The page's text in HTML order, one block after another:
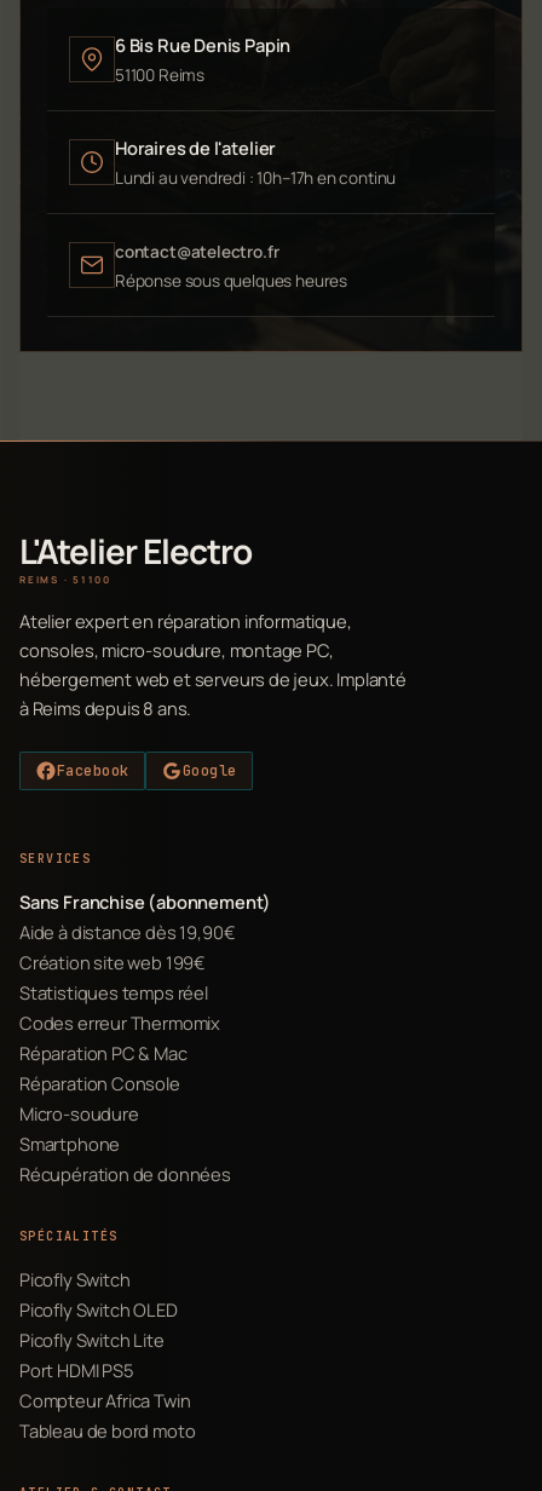
6 Bis Rue Denis Papin
51100 Reims
Horaires de l'atelier
Lundi au vendredi : 10h–17h en continu
contact@atelectro.fr
Réponse sous quelques heures
L'Atelier Electro
REIMS · 51100
Atelier expert en réparation informatique,
consoles, micro-soudure, montage PC,
hébergement web et serveurs de jeux. Implanté
à Reims depuis 8 ans.
Facebook Google
SERVICES
Sans Franchise (abonnement)
Aide à distance dès 19,90€
Création site web 199€
Statistiques temps réel
Codes erreur Thermomix
Réparation PC & Mac
Réparation Console
Micro-soudure
Smartphone
Récupération de données
SPÉCIALITÉS
Picofly Switch
Picofly Switch OLED
Picofly Switch Lite
Port HDMI PS5
Compteur Africa Twin
Tableau de bord moto